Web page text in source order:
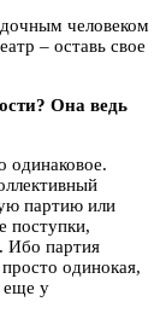
человеком
– оставь свое
Она ведь
одинаковое.
партию или
поступки,
Ибо партия
одинокая,
еще у